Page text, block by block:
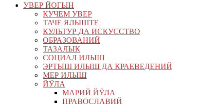
УВЕР ЙОГЫН
КУЧЕМ УВЕР
ТАЧЕ ЯЛЫШТЕ
КУЛЬТУР ДА ИСКУССТВО
ОБРАЗОВАНИЙ
ТАЗАЛЫК
СОЦИАЛ ИЛЫШ
ЭРТЫШ ИЛЫШ ДА КРАЕВЕДЕНИЙ
МЕР ИЛЫШ
ЙӰЛА
МАРИЙ ЙӰЛА
ПРАВОСЛАВИЙ